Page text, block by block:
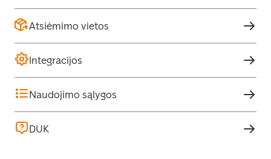
Atsiėmimo vietos
Integracijos
Naudojimo sąlygos
DUK